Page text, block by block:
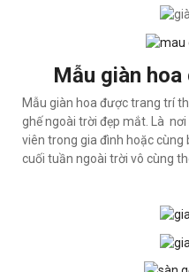
Mẫu giàn
Mẫu giàn hoa được trang trí
ghế ngoài trời đẹp mắt. Là
viên trong gia đình hoặc
cuối tuần ngoài trời vô cùng